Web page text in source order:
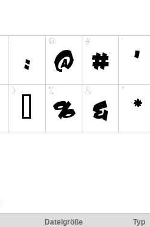
Dateigröße Typ